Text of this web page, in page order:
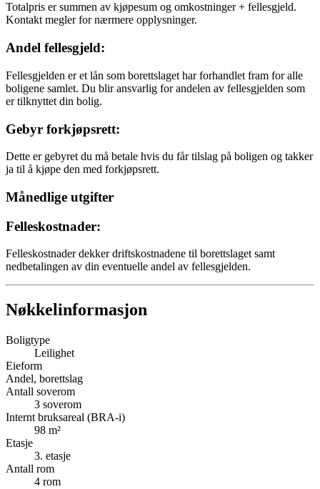
Totalpris er summen av kjøpesum og omkostninger + fellesgjeld.
Kontakt megler for nærmere opplysninger.
Andel fellesgjeld:
Fellesgjelden er et lån som borettslaget har forhandlet fram for alle
boligene samlet. Du blir ansvarlig for andelen av fellesgjelden som
er tilknyttet din bolig.
Gebyr forkjøpsrett:
Dette er gebyret du må betale hvis du får tilslag på boligen og takker
ja til å kjøpe den med forkjøpsrett.
Månedlige utgifter
Felleskostnader:
Felleskostnader dekker driftskostnadene til borettslaget samt
nedbetalingen av din eventuelle andel av fellesgjelden.
Nøkkelinformasjon
Boligtype
Leilighet
Eieform
Andel, borettslag
Antall soverom
3 soverom
Internt bruksareal (BRA-i)
98 m²
Etasje
3. etasje
Antall rom
4 rom